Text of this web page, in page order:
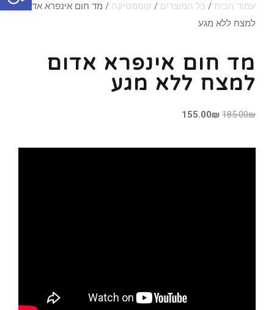
עמוד הבית / כל המוצרים / קוסמטיקה / מד חום אינפרא אדום
למצח ללא מגע
מד חום אינפרא אדום
למצח ללא מגע
185.00₪
155.00₪